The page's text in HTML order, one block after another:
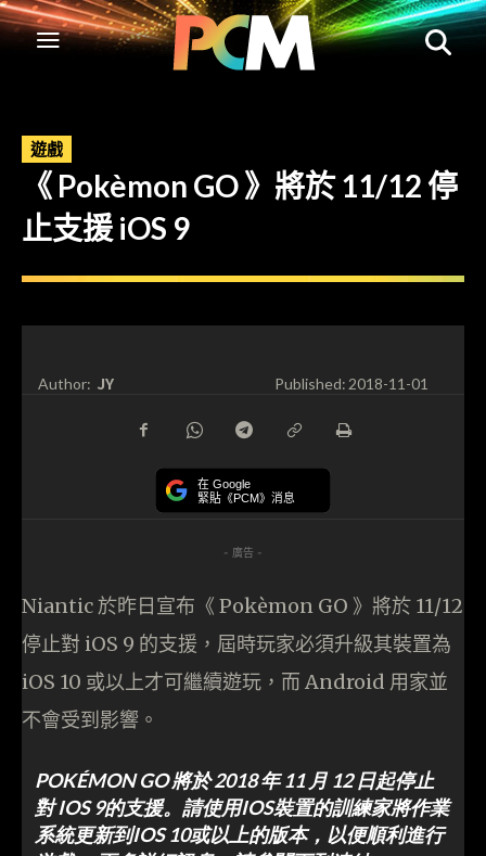
遊戲
《 Pokèmon GO 》將於 11/12 停
止支援 iOS 9
Author: JY Published:2018-11-01
在 Google
緊貼《PCM》消息
- 廣告 -
Niantic 於昨日宣布《 Pokèmon GO 》將於 11/12
停止對 iOS 9 的支援，屆時玩家必須升級其裝置為
iOS 10 或以上才可繼續遊玩，而 Android 用家並
不會受到影響。
POKÉMON GO 將於 2018 年 11 月 12 日起停止
對 IOS 9的支援。請使用IOS裝置的訓練家將作業
系統更新到IOS 10或以上的版本，以便順利進行